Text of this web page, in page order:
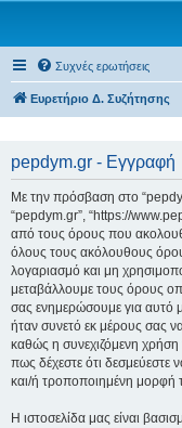
Συχνές ερωτήσεις
Ευρετήριο Δ. Συζήτησης
pepdym.gr - Εγγραφή
Με την πρόσβαση στο
“pepdym.gr”, “https://
από τους όρους που
όλους τους ακόλουθους
λογαριασμό και μη
μεταβάλλουμε τους όρους
σας ενημερώσουμε για
ήταν συνετό εκ μέρους σας
καθώς η συνεχιζόμενη χρήση
πως δέχεστε ότι
και/ή τροποποιημένη μορφή
Η ιστοσελίδα μας είναι